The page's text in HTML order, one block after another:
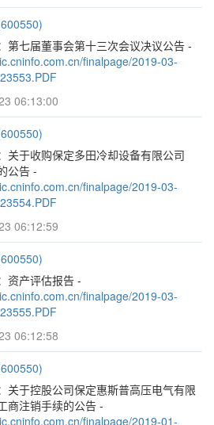
第七届董事会第十三次会议决议公告 -
finalpage/2019-03-
06:13:00
关于收购保定多田冷却设备有限公司
公告 -
finalpage/2019-03-
06:12:59
资产评估报告 -
finalpage/2019-03-
06:12:58
关于控股公司保定惠斯普高压电气有限
商注销手续的公告 -
finalpage/2019-01-